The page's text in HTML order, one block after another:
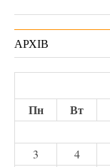
АРХІВ
Пн
Вт
3
4